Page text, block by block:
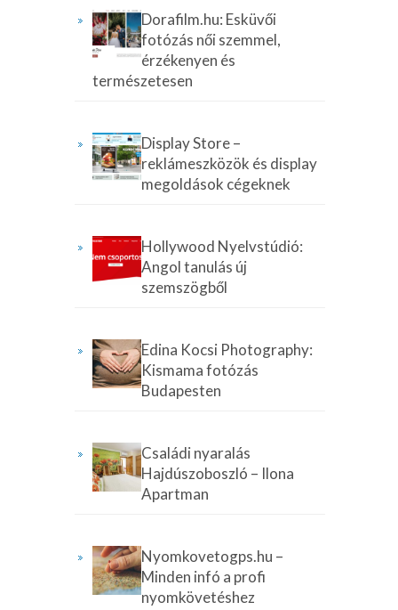
Dorafilm.hu: Esküvői
fotózás női szemmel,
érzékenyen és
természetesen
Display Store –
reklámeszközök és display
megoldások cégeknek
Hollywood Nyelvstúdió:
Angol tanulás új
szemszögből
Edina Kocsi Photography:
Kismama fotózás
Budapesten
Családi nyaralás
Hajdúszoboszló – Ilona
Apartman
Nyomkovetogps.hu –
Minden infó a profi
nyomkövetéshez